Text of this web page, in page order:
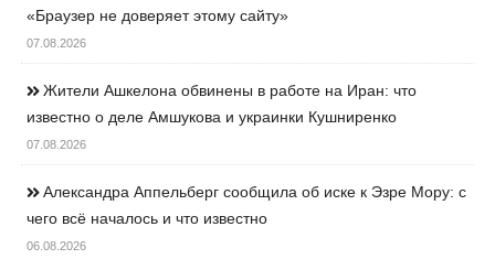
«Браузер не доверяет этому сайту»
07.08.2026
Жители Ашкелона обвинены в работе на Иран: что
известно о деле Амшукова и украинки Кушниренко
07.08.2026
Александра Аппельберг сообщила об иске к Эзре Мору: с
чего всё началось и что известно
06.08.2026